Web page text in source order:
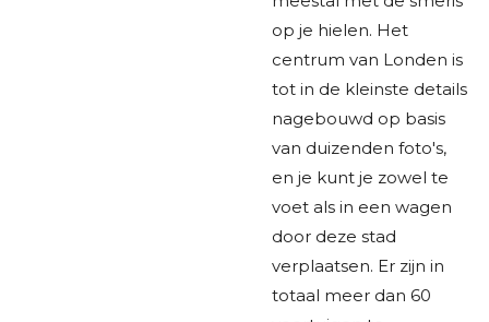
op je hielen. Het
centrum van Londen is
tot in de kleinste details
nagebouwd op basis
van duizenden foto's,
en je kunt je zowel te
voet als in een wagen
door deze stad
verplaatsen. Er zijn in
totaal meer dan 60